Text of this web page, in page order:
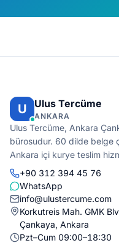
U Ulus Tercüme
ANKARA
Ulus Tercüme, Ankara
bürosudur. 60 dilde belge
Ankara içi kurye teslim
+90 312 394 45 76
WhatsApp
info@ulustercume.com
Korkutreis Mah. GMK
Çankaya, Ankara
Pzt–Cum 09:00–18:30